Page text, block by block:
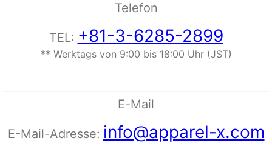
Telefon
TEL: +81-3-6285-2899
** Werktags von 9:00 bis 18:00 Uhr (JST)
E-Mail
E-Mail-Adresse: info@apparel-x.com